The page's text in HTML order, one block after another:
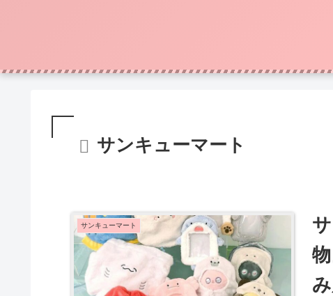
サンキューマート
サンキューマート